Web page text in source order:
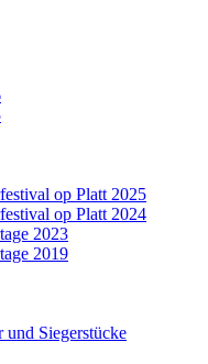
op Platt 2025
op Platt 2024
2023
2019
und Siegerstücke